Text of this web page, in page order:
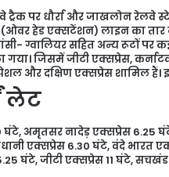
l
ट्रैक पर धौर्रा और जाखलोन
हेड एक्सटेंशन) लाइन का तार
ग्वालियर सहित अन्य रूटों पर
गया। जिसमें जीटी एक्सप्रेस,
और दक्षिण एक्सप्रेस शामिल हैं।
लेट
अमृतसर नादेड़ एक्सप्रेस 6.25
एक्सप्रेस 6.30 घंटे, वंदे भारत
घंटे, जीटी एक्सप्रेस 11 घंटे,